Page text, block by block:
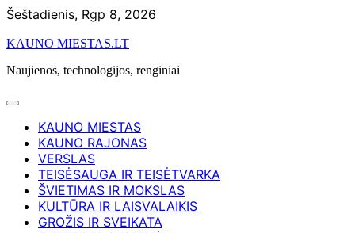
Skip
content
Šeštadienis, Rgp 8, 2026
KAUNO MIESTAS.LT
Naujienos, technologijos, renginiai
KAUNO MIESTAS
KAUNO RAJONAS
VERSLAS
TEISĖSAUGA IR TEISĖTVARKA
ŠVIETIMAS IR MOKSLAS
KULTŪRA IR LAISVALAIKIS
GROŽIS IR SVEIKATA